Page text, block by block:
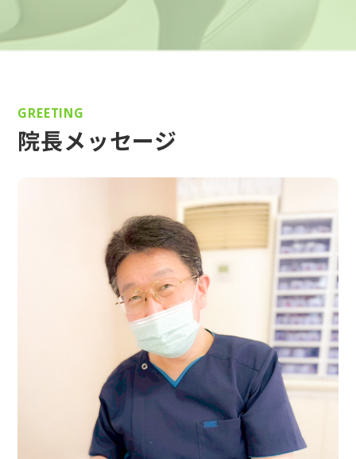
GREETING
院長メッセージ